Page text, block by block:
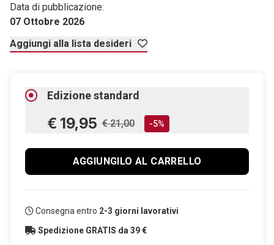
Data di pubblicazione:
07 Ottobre 2026
Aggiungi alla lista desideri
Edizione standard
€ 19,95 € 21,00 -5%
AGGIUNGILO AL CARRELLO
Consegna entro 2-3 giorni lavorativi
Spedizione GRATIS da 39 €